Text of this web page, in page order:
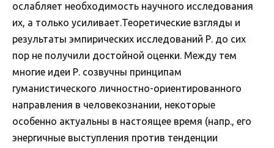
ослабляет необходимость научного исследования
их, а только усиливает.Теоретические взгляды и
результаты эмпирических исследований Р. до сих
пор не получили достойной оценки. Между тем
многие идеи Р. созвучны принципам
гуманистического личностно-ориентированного
направления в человекознании, некоторые
особенно актуальны в настоящее время (напр., его
энергичные выступления против тенденции